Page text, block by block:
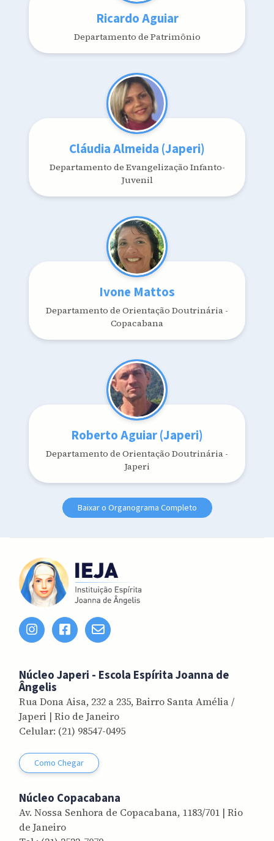
Ricardo Aguiar
Departamento de Patrimônio
Cláudia Almeida (Japeri)
Departamento de Evangelização Infanto-
Juvenil
Ivone Mattos
Departamento de Orientação Doutrinária -
Copacabana
Roberto Aguiar (Japeri)
Departamento de Orientação Doutrinária -
Japeri
Baixar o Organograma Completo
Núcleo Japeri - Escola Espírita Joanna de
Ângelis
Rua Dona Aisa, 232 a 235, Bairro Santa Amélia /
Japeri | Rio de Janeiro
Celular: (21) 98547-0495
Como Chegar
Núcleo Copacabana
Av. Nossa Senhora de Copacabana, 1183/701 | Rio
de Janeiro